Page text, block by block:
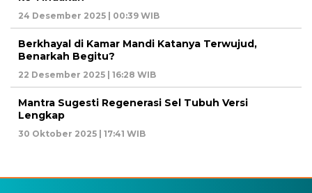
24 Desember 2025 | 00:39 WIB
Berkhayal di Kamar Mandi Katanya Terwujud,
Benarkah Begitu?
22 Desember 2025 | 16:28 WIB
Mantra Sugesti Regenerasi Sel Tubuh Versi
Lengkap
30 Oktober 2025 | 17:41 WIB